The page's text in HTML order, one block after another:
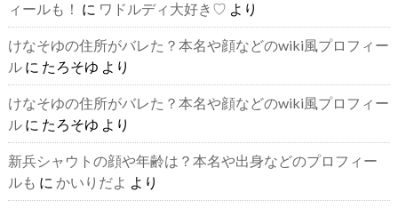
ィールも！ に ワドルディ大好き♡ より
けなそゆの住所がバレた？本名や顔などのwiki風プロフィー
ルに たろそゆ より
けなそゆの住所がバレた？本名や顔などのwiki風プロフィー
ルに たろそゆ より
新兵シャウトの顔や年齢は？本名や出身などのプロフィー
ルも に かいりだよ より